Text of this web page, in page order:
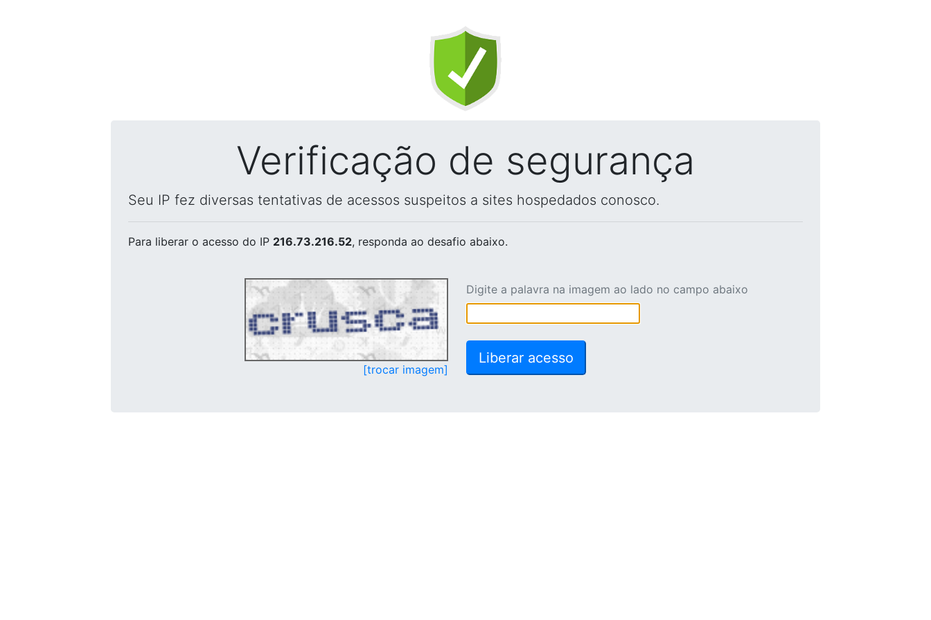
Verificação de segurança
Seu IP fez diversas tentativas de acessos suspeitos a sites hospedados conosco.
Para liberar o acesso do IP 216.73.216.52, responda ao desafio abaixo.
[trocar imagem]
Digite a palavra na imagem ao lado no campo abaixo